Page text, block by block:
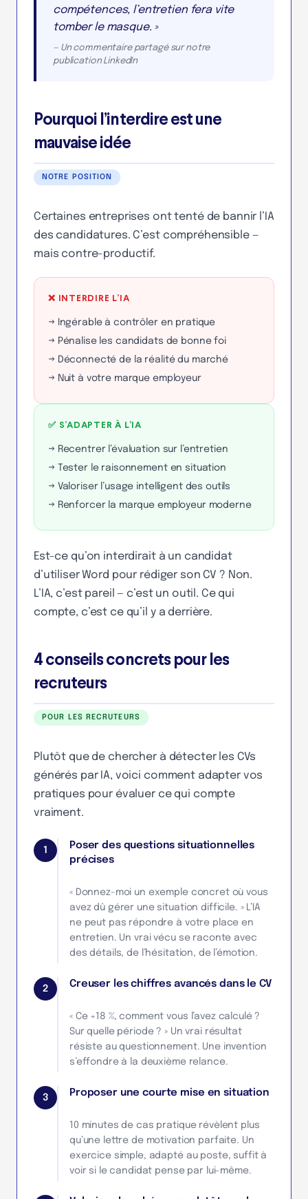
compétences, l’entretien fera vite
tomber le masque. »
— Un commentaire partagé sur notre
publication LinkedIn
Pourquoi l’interdire est une
mauvaise idée
NOTRE POSITION
Certaines entreprises ont tenté de bannir l’IA
des candidatures. C’est compréhensible —
mais contre-productif.
❌ INTERDIRE L’IA
→ Ingérable à contrôler en pratique
→ Pénalise les candidats de bonne foi
→ Déconnecté de la réalité du marché
→ Nuit à votre marque employeur
✅ S’ADAPTER À L’IA
→ Recentrer l’évaluation sur l’entretien
→ Tester le raisonnement en situation
→ Valoriser l’usage intelligent des outils
→ Renforcer la marque employeur moderne
Est-ce qu’on interdirait à un candidat
d’utiliser Word pour rédiger son CV ? Non.
L’IA, c’est pareil — c’est un outil. Ce qui
compte, c’est ce qu’il y a derrière.
4 conseils concrets pour les
recruteurs
POUR LES RECRUTEURS
Plutôt que de chercher à détecter les CVs
générés par IA, voici comment adapter vos
pratiques pour évaluer ce qui compte
vraiment.
1
Poser des questions situationnelles
précises
« Donnez-moi un exemple concret où vous
avez dû gérer une situation difficile. » L’IA
ne peut pas répondre à votre place en
entretien. Un vrai vécu se raconte avec
des détails, de l’hésitation, de l’émotion.
2 Creuser les chiffres avancés dans le CV
« Ce +18 %, comment vous l’avez calculé ?
Sur quelle période ? » Un vrai résultat
résiste au questionnement. Une invention
s’effondre à la deuxième relance.
3 Proposer une courte mise en situation
10 minutes de cas pratique révèlent plus
qu’une lettre de motivation parfaite. Un
exercice simple, adapté au poste, suffit à
voir si le candidat pense par lui-même.